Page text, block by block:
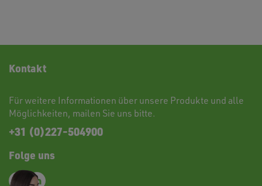
Kontakt
Für weitere Informationen über unsere Produkte und alle
Möglichkeiten, mailen Sie uns bitte.
+31 (0)227-504900
Folge uns